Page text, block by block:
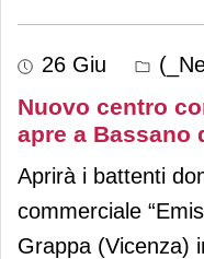
26 Giu
Nuovo centro
apre a Bassano
Aprirà i battenti
commerciale
Grappa (Vicenza)